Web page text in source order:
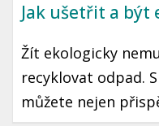
Jak ušetřit a být
Žít ekologicky
recyklovat odpad.
můžete nejen